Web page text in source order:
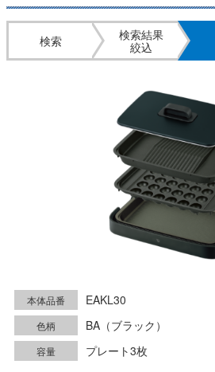
検索
検索結果
絞込
本体品番 EAKL30
色柄 BA（ブラック）
容量
プレート3枚